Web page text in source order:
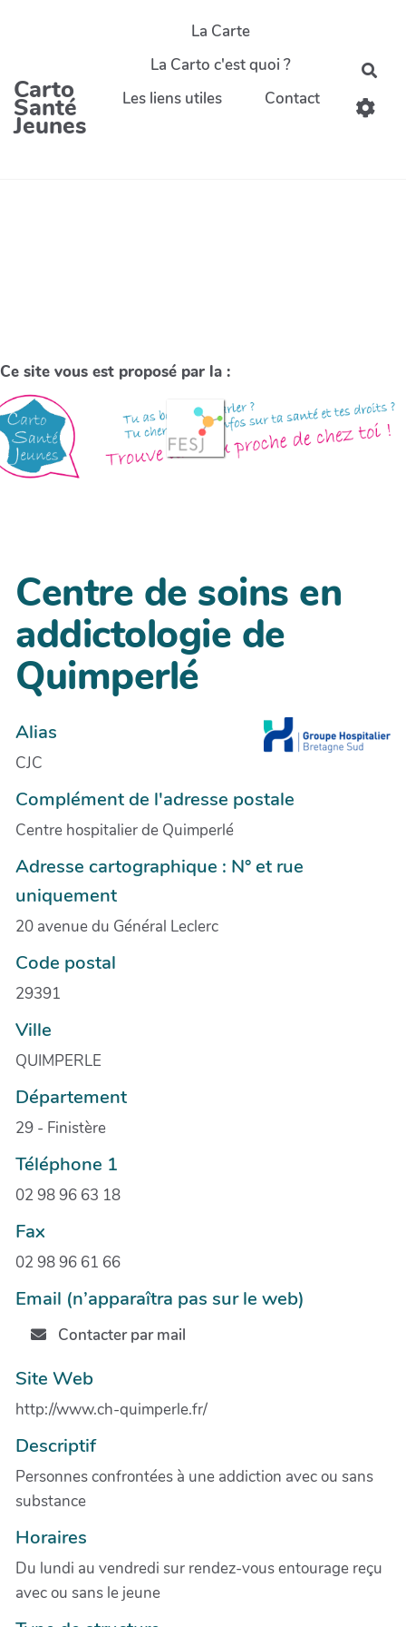
Carto
Santé
Jeunes
La Carte
La Carto c'est quoi ?
Les liens utiles
Contact
Ce site vous est proposé par la :
Centre de soins en
addictologie de
Quimperlé
Alias
CJC
Complément de l'adresse postale
Centre hospitalier de Quimperlé
Adresse cartographique : N° et rue
uniquement
20 avenue du Général Leclerc
Code postal
29391
Ville
QUIMPERLE
Département
29 - Finistère
Téléphone 1
02 98 96 63 18
Fax
02 98 96 61 66
Email (n’apparaîtra pas sur le web)
Contacter par mail
Site Web
http://www.ch-quimperle.fr/
Descriptif
Personnes confrontées à une addiction avec ou sans
substance
Horaires
Du lundi au vendredi sur rendez-vous entourage reçu
avec ou sans le jeune